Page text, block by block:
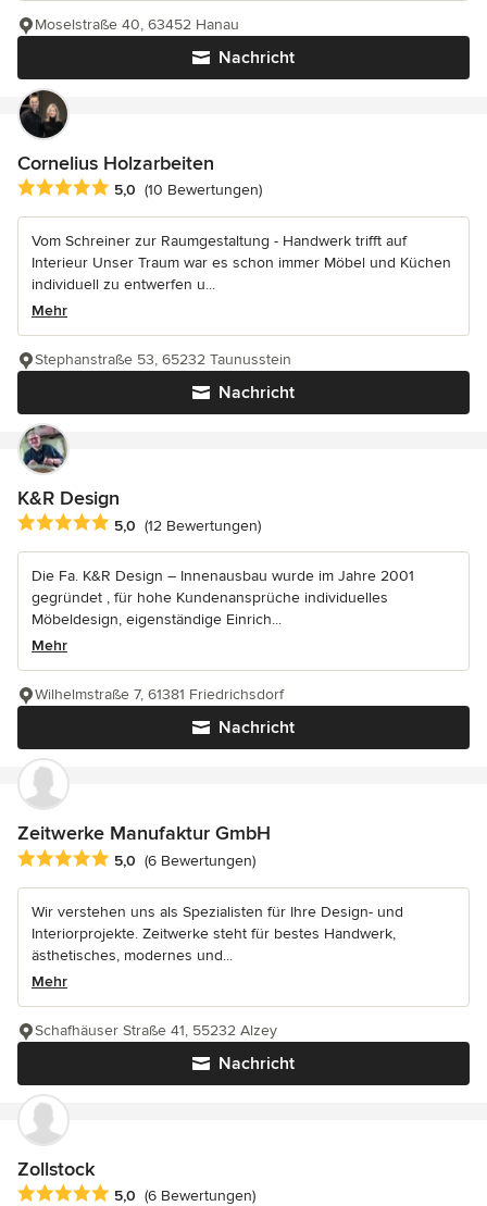
Nachricht
Moselstraße 40, 63452 Hanau
Cornelius Holzarbeiten
Durchschnittliche Bewertung: 5 von 5 Sternen
5,0 (10 Bewertungen)
Vom Schreiner zur Raumgestaltung - Handwerk trifft auf
Interieur Unser Traum war es schon immer Möbel und Küchen
individuell zu entwerfen u...
Mehr
Nachricht
Stephanstraße 53, 65232 Taunusstein
K&R Design
Durchschnittliche Bewertung: 5 von 5 Sternen
5,0 (12 Bewertungen)
Die Fa. K&R Design – Innenausbau wurde im Jahre 2001
gegründet , für hohe Kundenansprüche individuelles
Möbeldesign, eigenständige Einrich...
Mehr
Nachricht
Wilhelmstraße 7, 61381 Friedrichsdorf
Zeitwerke Manufaktur GmbH
Durchschnittliche Bewertung: 5 von 5 Sternen
5,0 (6 Bewertungen)
Wir verstehen uns als Spezialisten für Ihre Design- und
Interiorprojekte. Zeitwerke steht für bestes Handwerk,
ästhetisches, modernes und...
Mehr
Nachricht
Schafhäuser Straße 41, 55232 Alzey
Zollstock
Durchschnittliche Bewertung: 5 von 5 Sternen
5,0 (6 Bewertungen)